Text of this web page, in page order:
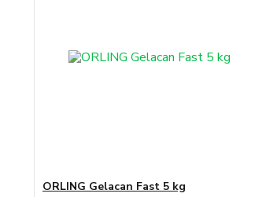
ORLING Gelacan Fast 5 kg